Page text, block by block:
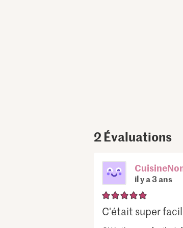
2Évaluations
il y a 3 ans
C'était super